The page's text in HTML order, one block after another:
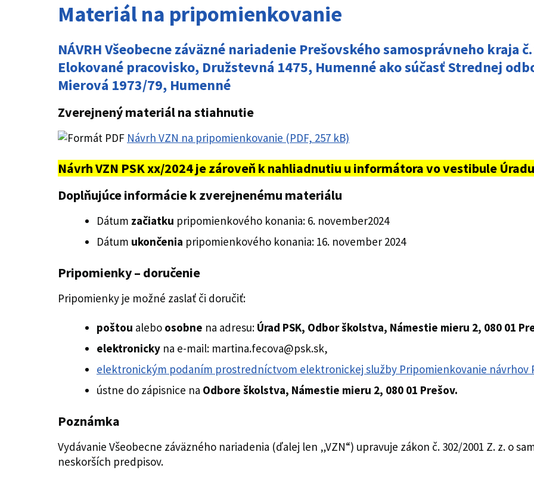
Materiál na pripomienkovanie
NÁVRH Všeobecne záväzné nariadenie Prešovského samosprávneho kraja
Elokované pracovisko, Družstevná 1475, Humenné ako súčasť Strednej
Mierová 1973/79, Humenné
Zverejnený materiál na stiahnutie
Návrh VZN na pripomienkovanie (PDF, 257 kB)
Návrh VZN PSK xx/2024 je zároveň k nahliadnutiu u informátora vo vestibule
Doplňujúce informácie k zverejnenému materiálu
Dátum začiatku pripomienkového konania: 6. november2024
Dátum ukončenia pripomienkového konania: 16. november 2024
Pripomienky – doručenie
Pripomienky je možné zaslať či doručiť:
poštou alebo osobne na adresu: Úrad PSK, Odbor školstva, Námestie mieru 2, 080 01
elektronicky na e-mail: martina.fecova@psk.sk,
elektronickým podaním prostredníctvom elektronickej služby Pripomienkovanie návrhov
ústne do zápisnice na Odbore školstva, Námestie mieru 2, 080 01 Prešov.
Poznámka
Vydávanie Všeobecne záväzného nariadenia (ďalej len „VZN“) upravuje zákon č. 302/2001 Z. z. o
neskorších predpisov.